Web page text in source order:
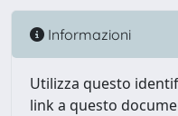
Informazioni
Utilizza questo
link a questo